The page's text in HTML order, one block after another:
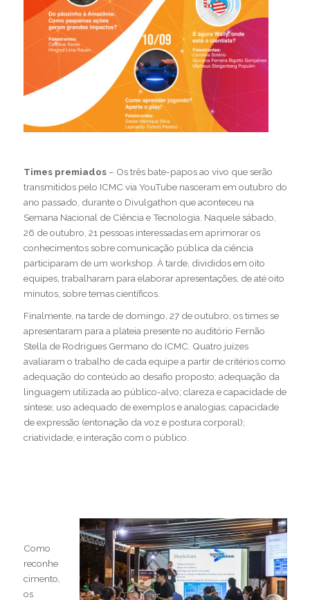
Times premiados– Os três bate-papos ao vivo que serão
transmitidos pelo ICMC via YouTube nasceram em outubro do
ano passado, durante o Divulgathon que aconteceu na
Semana Nacional de Ciência e Tecnologia. Naquele sábado,
26 de outubro, 21 pessoas interessadas em aprimorar os
conhecimentos sobre comunicação pública da ciência
participaram de um workshop. À tarde, divididos em oito
equipes, trabalharam para elaborar apresentações, de até oito
minutos, sobre temas científicos.
Finalmente, na tarde de domingo, 27 de outubro, os times se
apresentaram para a plateia presente no auditório Fernão
Stella de Rodrigues Germano do ICMC. Quatro juízes
avaliaram o trabalho de cada equipe a partir de critérios como
adequação do conteúdo ao desafio proposto; adequação da
linguagem utilizada ao público-alvo; clareza e capacidade de
síntese; uso adequado de exemplos e analogias; capacidade
de expressão (entonação da voz e postura corporal);
criatividade; e interação com o público.
Como
reconhe
cimento,
os